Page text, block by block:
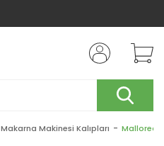
Makarna Makinesi Kalıpları